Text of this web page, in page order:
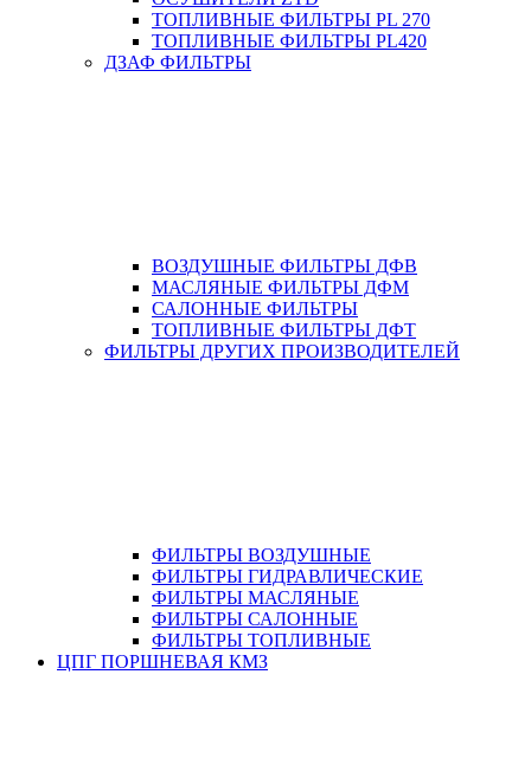
ТОПЛИВНЫЕ ФИЛЬТРЫ PL 270
ТОПЛИВНЫЕ ФИЛЬТРЫ PL420
ДЗАФ ФИЛЬТРЫ
ВОЗДУШНЫЕ ФИЛЬТРЫ ДФВ
МАСЛЯНЫЕ ФИЛЬТРЫ ДФМ
САЛОННЫЕ ФИЛЬТРЫ
ТОПЛИВНЫЕ ФИЛЬТРЫ ДФТ
ФИЛЬТРЫ ДРУГИХ ПРОИЗВОДИТЕЛЕЙ
ФИЛЬТРЫ ВОЗДУШНЫЕ
ФИЛЬТРЫ ГИДРАВЛИЧЕСКИЕ
ФИЛЬТРЫ МАСЛЯНЫЕ
ФИЛЬТРЫ САЛОННЫЕ
ФИЛЬТРЫ ТОПЛИВНЫЕ
ЦПГ ПОРШНЕВАЯ КМЗ